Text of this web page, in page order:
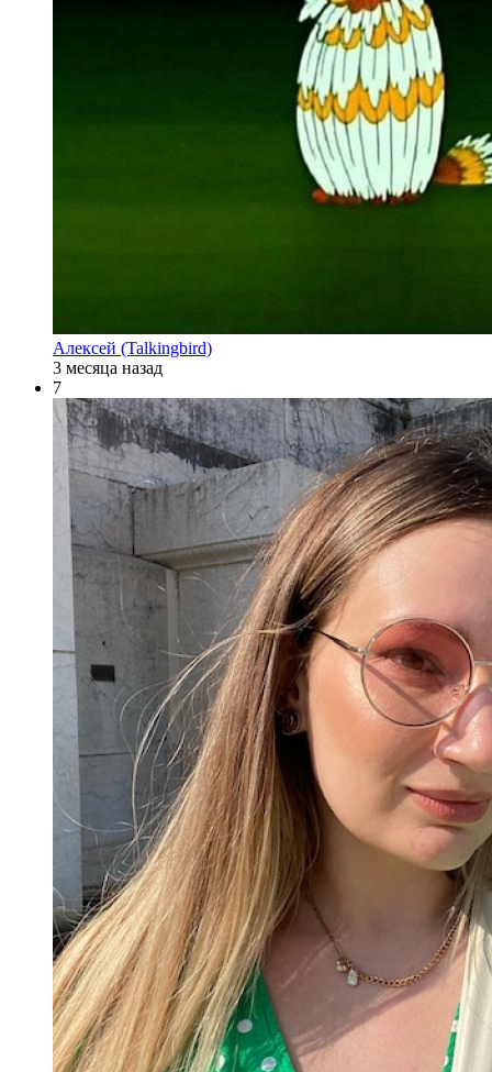
Алексей (Talkingbird)
3 месяца назад
7